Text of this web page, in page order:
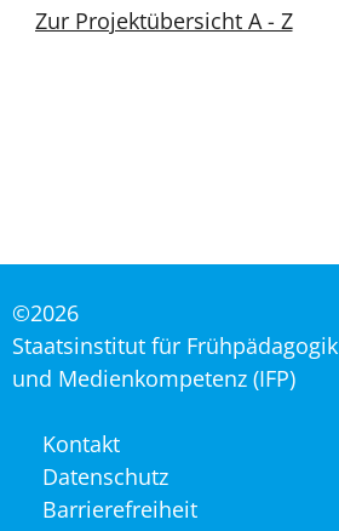
Zur Projektübersicht A - Z
©2026
Staatsinstitut für Frühpädagogik
und Medienkompetenz (IFP)
Navigation
überspringen
Kontakt
Datenschutz
Barrierefreiheit